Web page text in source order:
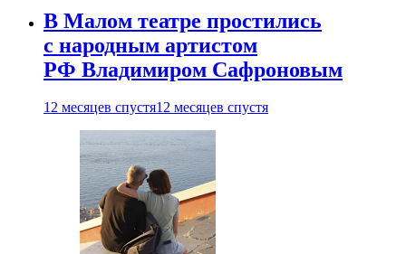
В Малом театре простились
с народным артистом
РФ Владимиром Сафроновым
12 месяцев спустя12 месяцев спустя